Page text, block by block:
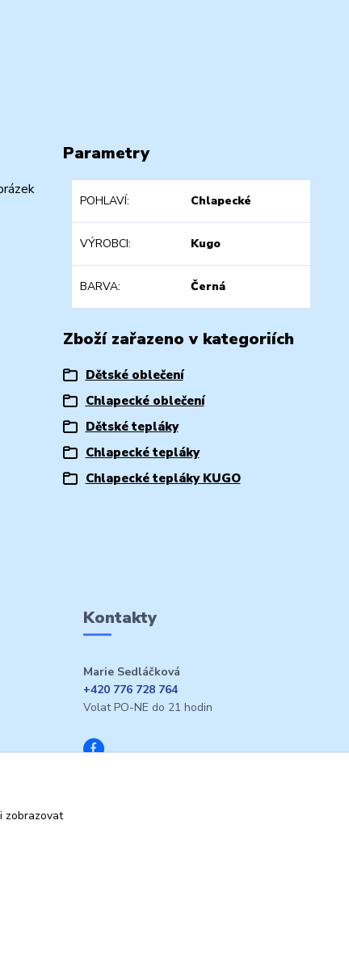
Parametry
POHLAVÍ Chlapecké
VÝROBCI Kugo
BARVA Černá
Zboží zařazeno v kategoriích
Dětské oblečení
Chlapecké oblečení
Dětské tepláky
Chlapecké tepláky
Chlapecké tepláky KUGO
Kontakty
Marie Sedláčková
+420 776 728 764
Volat PO-NE do 21 hodin
zobrazovat